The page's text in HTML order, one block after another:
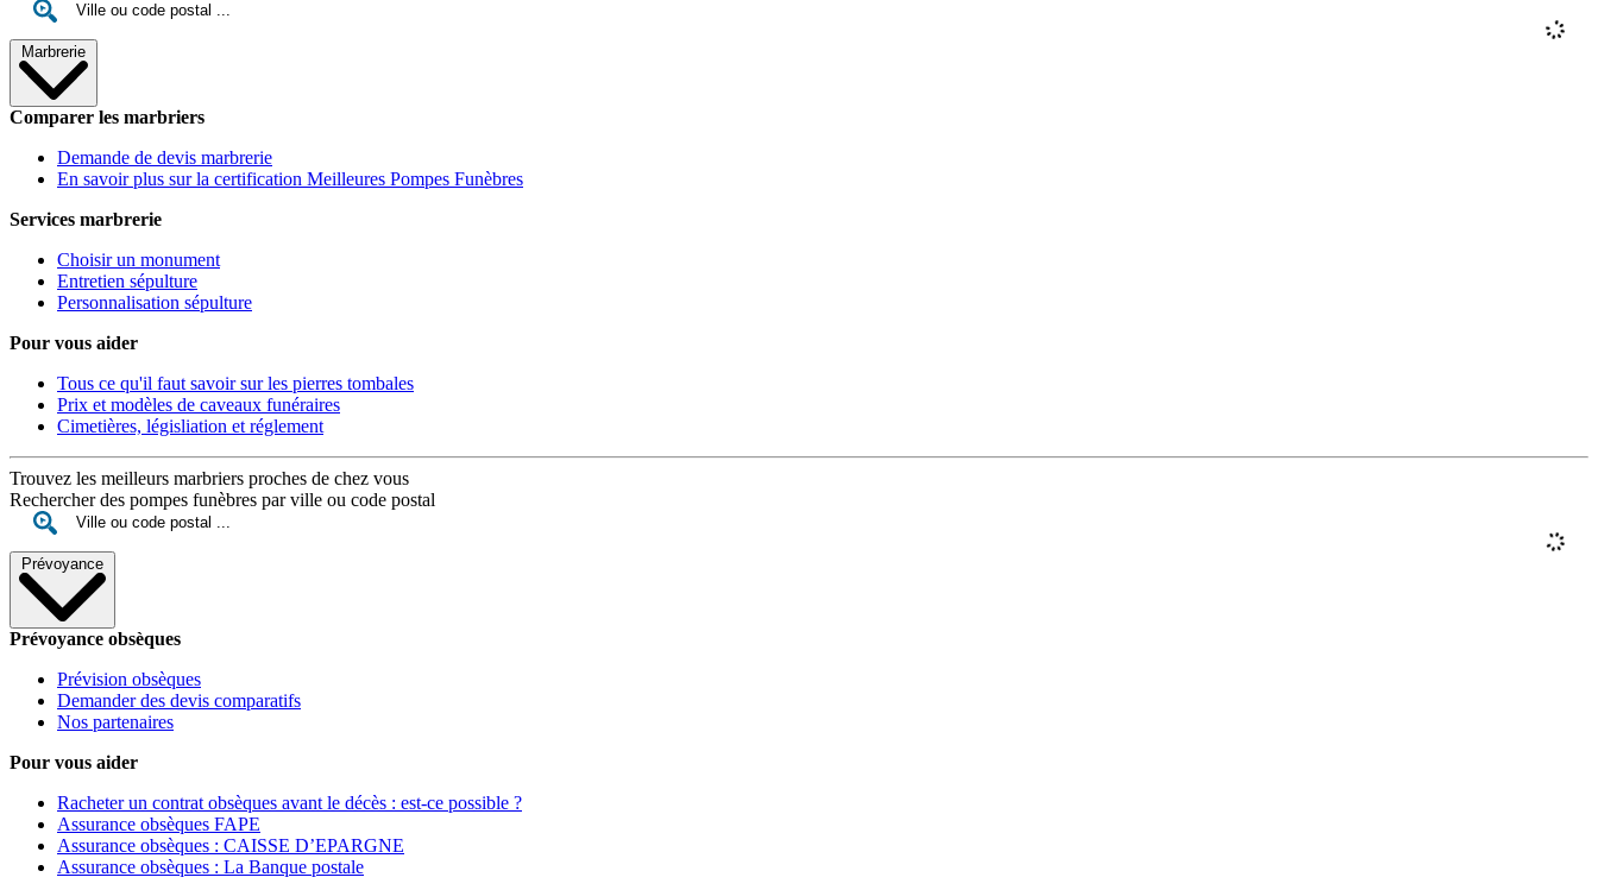
Marbrerie
Comparer les marbriers
Demande de devis marbrerie
En savoir plus sur la certification Meilleures Pompes Funèbres
Services marbrerie
Choisir un monument
Entretien sépulture
Personnalisation sépulture
Pour vous aider
Tous ce qu'il faut savoir sur les pierres tombales
Prix et modèles de caveaux funéraires
Cimetières, législiation et réglement
Trouvez les meilleurs marbriers proches de chez vous
Rechercher des pompes funèbres par ville ou code postal
Prévoyance
Prévoyance obsèques
Prévision obsèques
Demander des devis comparatifs
Nos partenaires
Pour vous aider
Racheter un contrat obsèques avant le décès : est-ce possible ?
Assurance obsèques FAPE
Assurance obsèques : CAISSE D’EPARGNE
Assurance obsèques : La Banque postale